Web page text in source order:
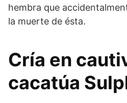
hembra que
la muerte de ésta.
Cría en
cacatúa